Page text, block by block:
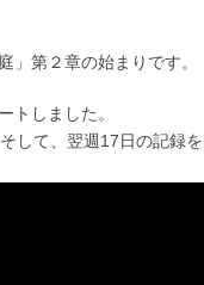
」第２章の始まりです。
トしました。
して、翌週17日の記録を